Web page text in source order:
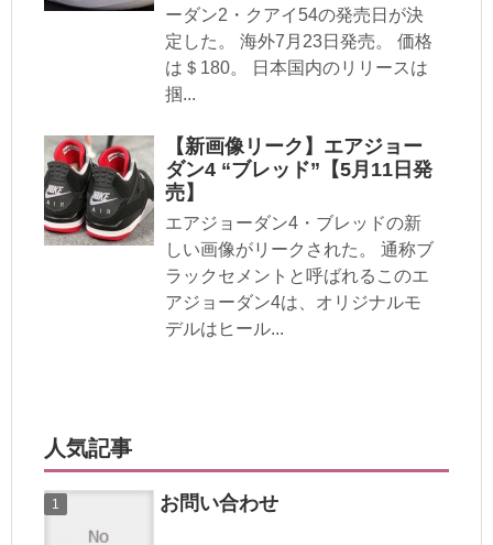
ーダン2・クアイ54の発売日が決
定した。 海外7月23日発売。 価格
は＄180。 日本国内のリリースは
掴...
【新画像リーク】エアジョー
ダン4 “ブレッド”【5月11日発
売】
エアジョーダン4・ブレッドの新
しい画像がリークされた。 通称ブ
ラックセメントと呼ばれるこのエ
アジョーダン4は、オリジナルモ
デルはヒール...
人気記事
お問い合わせ